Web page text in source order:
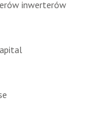
inwerterów